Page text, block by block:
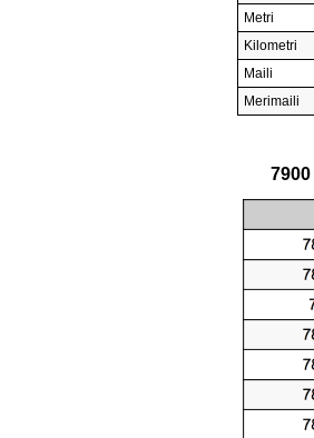
Metri
Kilometri
Maili
Merimaili